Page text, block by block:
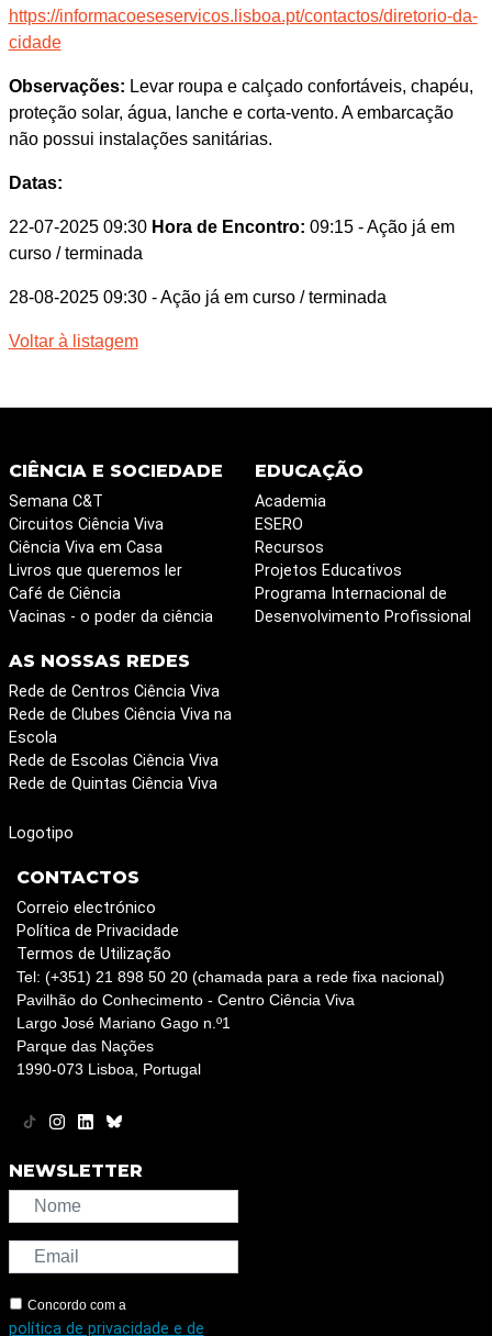
https://informacoeseservicos.lisboa.pt/contactos/diretorio-da-
cidade
Observações: Levar roupa e calçado confortáveis, chapéu,
proteção solar, água, lanche e corta-vento. A embarcação
não possui instalações sanitárias.
Datas:
22-07-2025 09:30 Hora de Encontro: 09:15 - Ação já em
curso / terminada
28-08-2025 09:30 - Ação já em curso / terminada
Voltar à listagem
CIÊNCIA E SOCIEDADE
Semana C&T
Circuitos Ciência Viva
Ciência Viva em Casa
Livros que queremos ler
Café de Ciência
Vacinas - o poder da ciência
EDUCAÇÃO
Academia
ESERO
Recursos
Projetos Educativos
Programa Internacional de
Desenvolvimento Profissional
AS NOSSAS REDES
Rede de Centros Ciência Viva
Rede de Clubes Ciência Viva na
Escola
Rede de Escolas Ciência Viva
Rede de Quintas Ciência Viva
Logotipo
CONTACTOS
Correio electrónico
Política de Privacidade
Termos de Utilização
Tel: (+351) 21 898 50 20 (chamada para a rede fixa nacional)
Pavilhão do Conhecimento - Centro Ciência Viva
Largo José Mariano Gago n.º1
Parque das Nações
1990-073 Lisboa, Portugal
NEWSLETTER
Concordo com a
política de privacidade e de